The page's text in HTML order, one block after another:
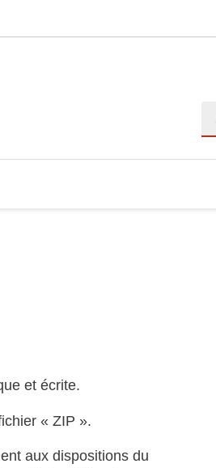
et écrite.
« ZIP ».
aux dispositions du